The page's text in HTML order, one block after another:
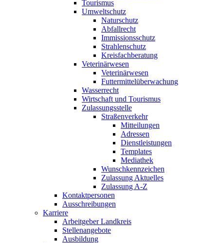
Tourismus
Umweltschutz
Naturschutz
Abfallrecht
Immissionsschutz
Strahlenschutz
Kreisfachberatung
Veterinärwesen
Veterinärwesen
Futtermittelüberwachung
Wasserrecht
Wirtschaft und Tourismus
Zulassungsstelle
Straßenverkehr
Mitteilungen
Adressen
Dienstleistungen
Templates
Mediathek
Wunschkennzeichen
Zulassung Aktuelles
Zulassung A-Z
Kontaktpersonen
Ausschreibungen
Karriere
Arbeitgeber Landkreis
Stellenangebote
Ausbildung